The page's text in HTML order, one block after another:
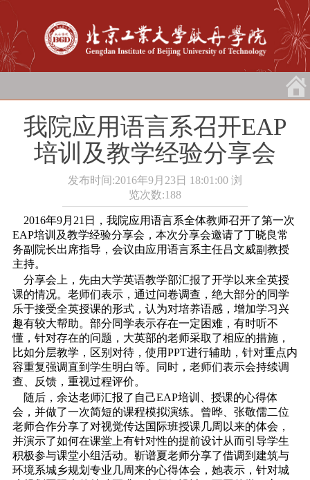
我院应用语言系召开EAP
培训及教学经验分享会
发布时间:2016年9月23日 18:01:00 浏
览次数:188
2016年9月21日，我院应用语言系全体教师召开了第一次
EAP培训及教学经验分享会，本次分享会邀请了丁晓良常
务副院长出席指导，会议由应用语言系主任吕文威副教授
主持。
分享会上，先由大学英语教学部汇报了开学以来全英授
课的情况。老师们表示，通过问卷调查，绝大部分的同学
乐于接受全英授课的形式，认为对培养语感，增加学习兴
趣有较大帮助。部分同学表示存在一定困难，有时听不
懂，针对存在的问题，大英部的老师采取了相应的措施，
比如分层教学，区别对待，使用PPT进行辅助，针对重点内
容重复强调直到学生明白等。同时，老师们表示会持续调
查、反馈，重视过程评价。
随后，余达老师汇报了自己EAP培训、授课的心得体
会，并做了一次简短的课程模拟演练。曾晔、张敬儒二位
老师合作分享了对视觉传达国际班授课几周以来的体会，
并演示了如何在课堂上有针对性的提前设计从而引导学生
积极参与课堂小组活动。靳谱夏老师分享了借调到建筑与
环境系城乡规划专业几周来的心得体会，她表示，针对城